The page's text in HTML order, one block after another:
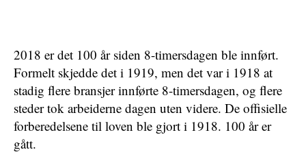
2018 er det 100 år siden 8-timersdagen ble innført.
Formelt skjedde det i 1919, men det var i 1918 at
stadig flere bransjer innførte 8-timersdagen, og flere
steder tok arbeiderne dagen uten videre. De offisielle
forberedelsene til loven ble gjort i 1918. 100 år er
gått.